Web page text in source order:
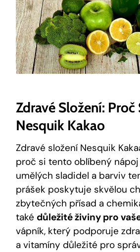
Zdravé Složení:
Nesquik Kakao
Zdravé složení Nesquik
proč si tento oblíbený nápoj
umělých sladidel a barviv
prášek poskytuje skvělou
zbytečných přísad a
také důležité živiny pro
vápník, který podporuje
a vitamíny důležité pro